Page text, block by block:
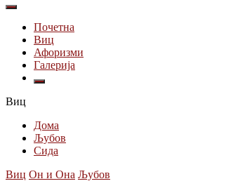
Почетна
Виц
Афоризми
Галерија
Виц
Дома
Љубов
Сида
Виц Он и Она Љубов